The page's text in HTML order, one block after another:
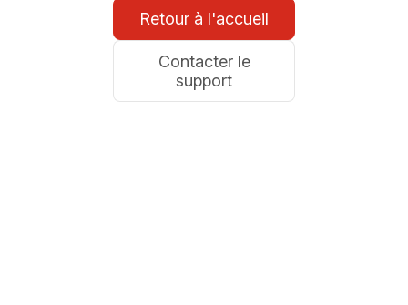
Retour à l'accueil
Contacter le
support